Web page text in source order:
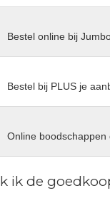
Bestel online bij
Bestel bij PLUS je
Online boodschappen
ik de